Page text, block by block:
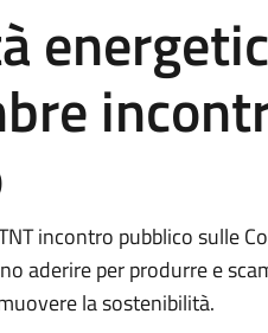
incontro pubblico sulle
aderire per produrre e
la sostenibilità.